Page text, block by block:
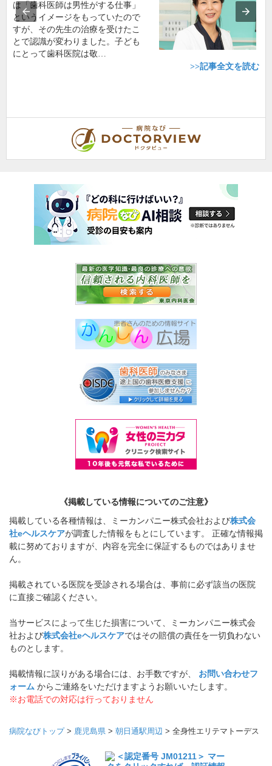
は「歯科医師は男性がする仕事」
というイメージをもっていたので
すが、その先生の治療を受けたこ
とで認識が変わりました。子ども
にとって歯科医院は敬…
>>記事全文を読む
《掲載している情報についてのご注意》
掲載している各種情報は、ミーカンパニー株式会社および株式会
社eヘルスケアが調査した情報をもとにしています。 正確な情報掲
載に努めておりますが、内容を完全に保証するものではありませ
ん。
掲載されている医院を受診される場合は、事前に必ず該当の医院
に直接ご確認ください。
当サービスによって生じた損害について、ミーカンパニー株式会
社および株式会社eヘルスケアではその賠償の責任を一切負わない
ものとします。
掲載情報に誤りがある場合には、お手数ですが、 お問い合わせフ
ォーム からご連絡をいただけますようお願いいたします。
※お電話での対応は行っておりません
病院なびトップ> 鹿児島県 > 朝日通駅周辺 > 全身性エリテマトーデス